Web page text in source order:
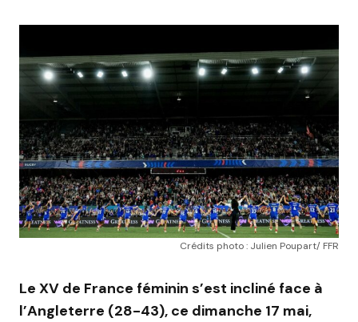
Crédits photo : Julien Poupart/ FFR
Le XV de France féminin s’est incliné face à
l’Angleterre (28-43), ce dimanche 17 mai,